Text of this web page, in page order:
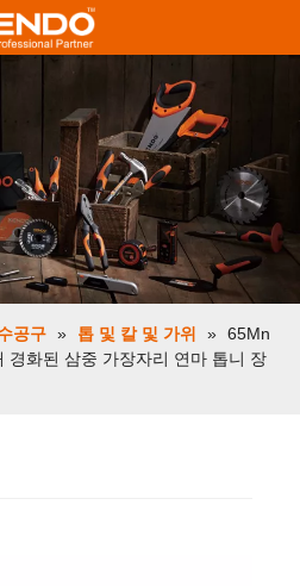
공구 » 톱 및 칼 및 가위 » 65Mn
경화된 삼중 가장자리 연마 톱니 장